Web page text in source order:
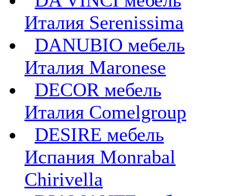
Италия Serenissima
DANUBIO мебель
Италия Maronese
DECOR мебель
Италия Comelgroup
DESIRE мебель
Испания Monrabal
Chirivella